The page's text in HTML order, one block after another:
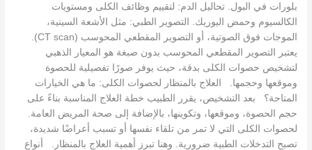
بلورات في البول. تحاليل الدم: لتقييم وظائف الكلى ومستويات
الكالسيوم وحمض اليوريك. التصوير الطبي: مثل الأشعة السينية،
الموجات فوق الصوتية، أو التصوير المقطعي المحوسب (CT scan).
يعتبر التصوير المقطعي المحوسب بدون صبغة هو المعيار الذهبي
لتشخيص حصوات الكلى بدقة، حيث يوفر صورًا تفصيلية للحصوة
وموقعها وحجمها. العلاج بالمنظار لحصوات الكلى: ما هي الخيارات
المتاحة؟ بعد التشخيص، يقرر الطبيب خطة العلاج المناسبة بناءً على
حجم الحصوة، وموقعها، وتكوينها، بالإضافة إلى صحة المريض العامة.
لحصوات الكلى التي لا تمر من تلقاء نفسها أو تسبب أعراضًا شديدة،
تصبح التدخلات الطبية ضرورية. وهنا تبرز أهمية العلاج بالمنظار. أنواع